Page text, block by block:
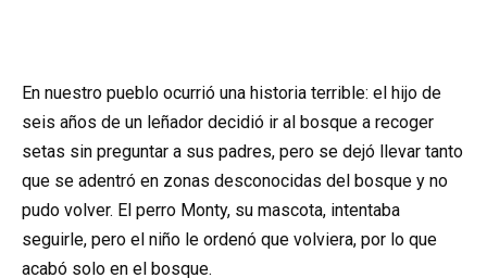
En nuestro pueblo ocurrió una historia terrible: el hijo de
seis años de un leñador decidió ir al bosque a recoger
setas sin preguntar a sus padres, pero se dejó llevar tanto
que se adentró en zonas desconocidas del bosque y no
pudo volver. El perro Monty, su mascota, intentaba
seguirle, pero el niño le ordenó que volviera, por lo que
acabó solo en el bosque.